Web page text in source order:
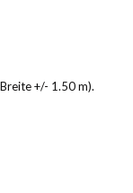
+/- 1.50 m).